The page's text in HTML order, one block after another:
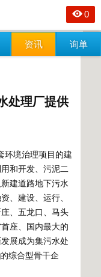
资讯 询单
0
处理厂提供
境治理项目的建
和开发、污泥二
建道路地下污水
、建设、运行、
、五龙口、马头
座、国内最大的
展成为集污水处
综合型骨干企